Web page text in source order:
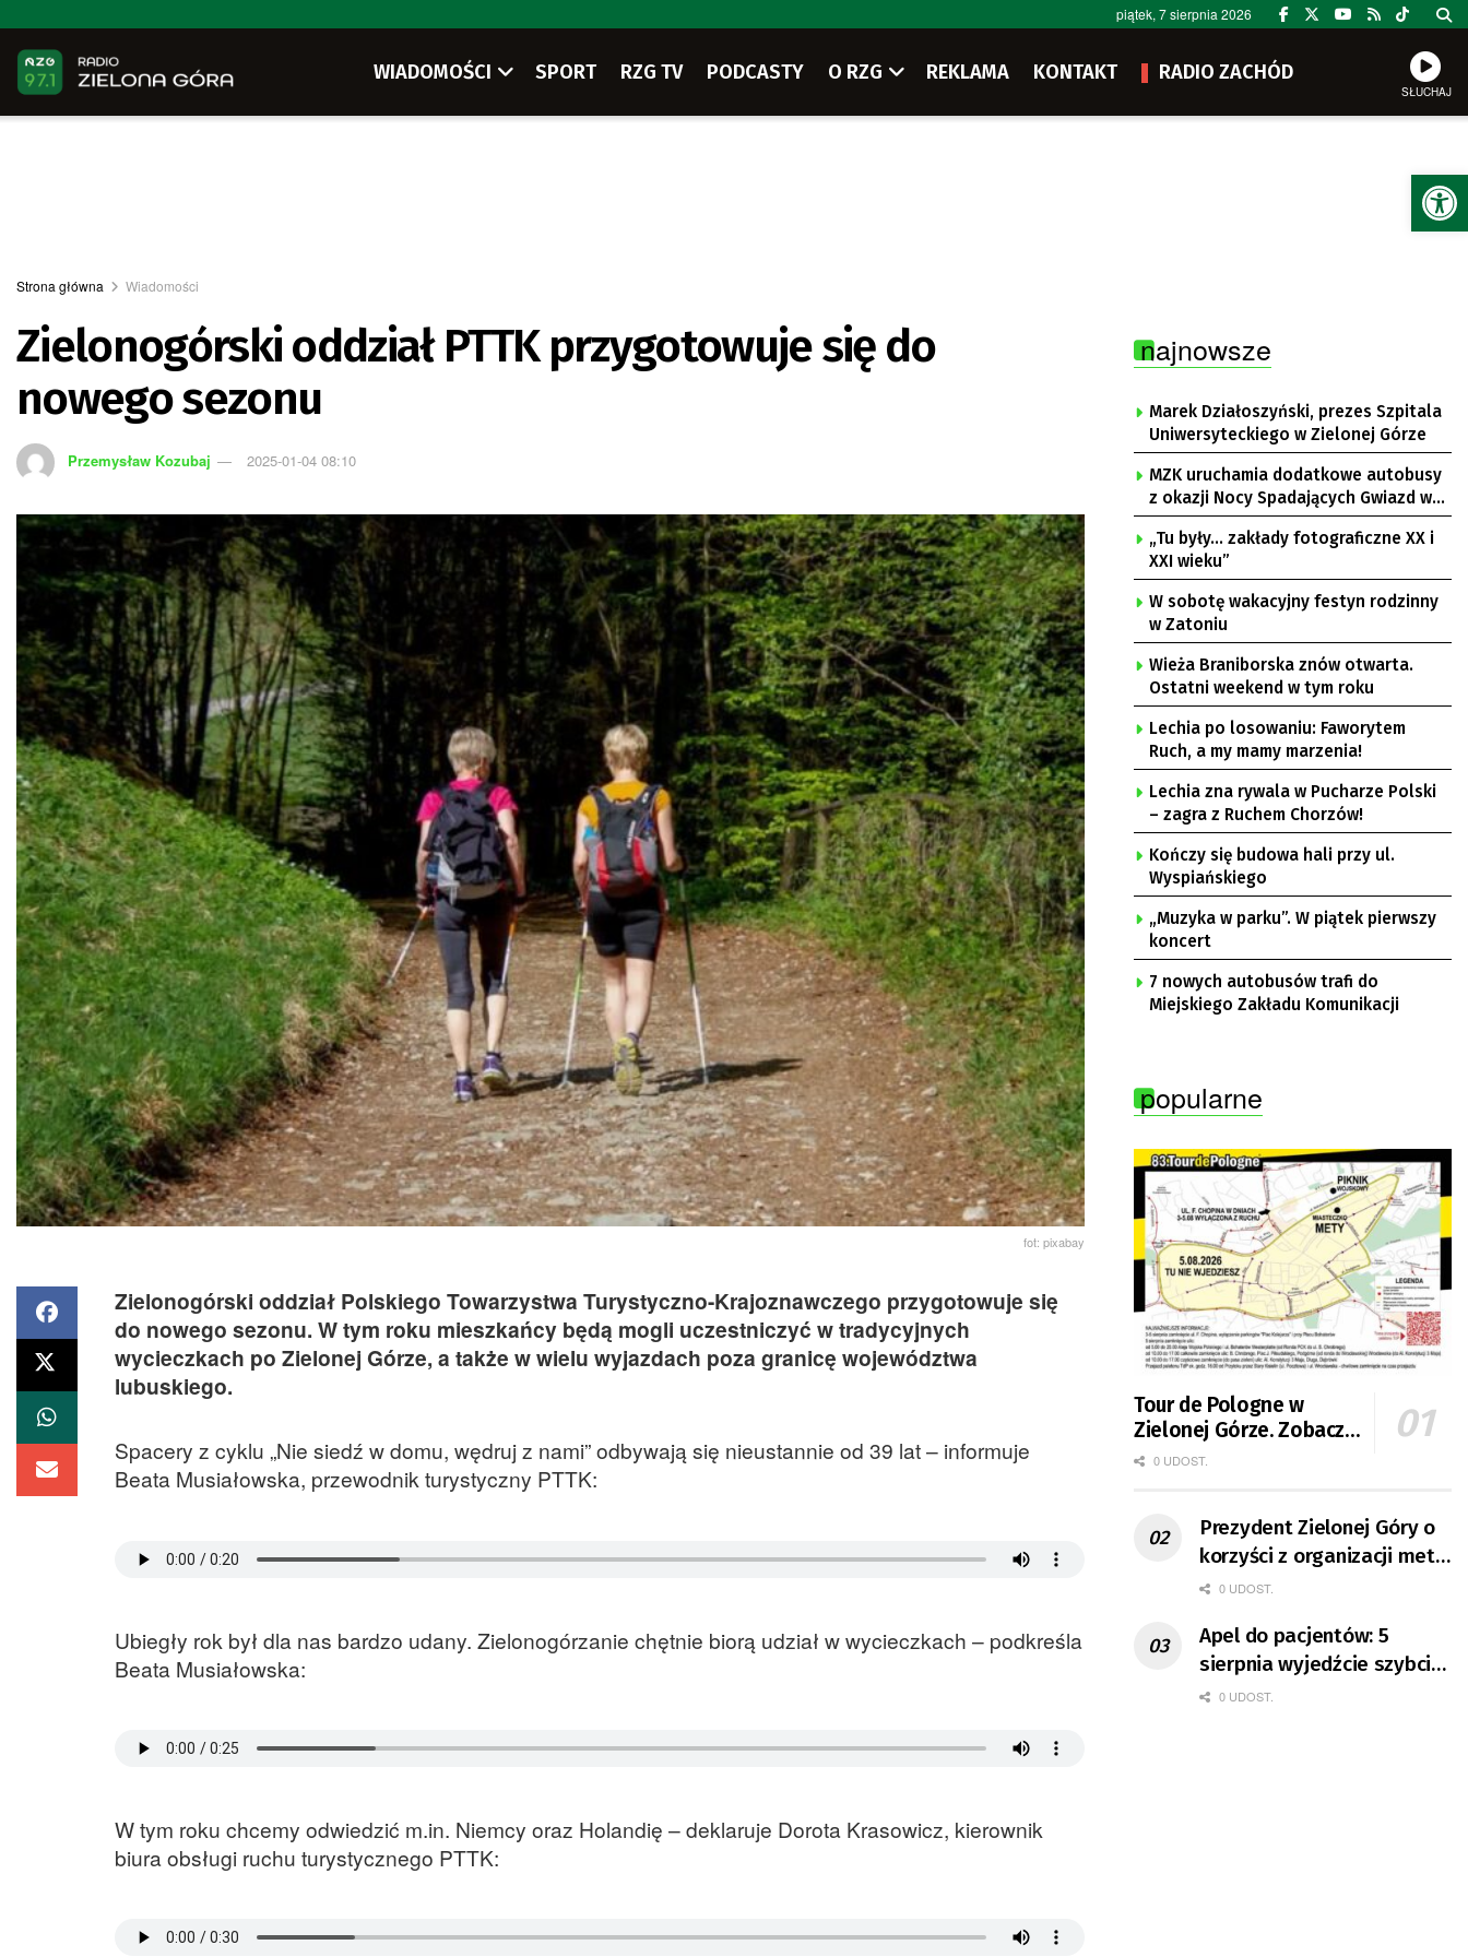
piątek, 7 sierpnia 2026
WIADOMOŚCI SPORT RZG TV PODCASTY O RZG REKLAMA KONTAKT RADIO ZACHÓD
SŁUCHAJ
Strona główna Wiadomości
Zielonogórski oddział PTTK przygotowuje się do
nowego sezonu
Przemysław Kozubaj 2025-01-04 08:10
fot: pixabay
Zielonogórski oddział Polskiego Towarzystwa Turystyczno-Krajoznawczego przygotowuje się
do nowego sezonu. W tym roku mieszkańcy będą mogli uczestniczyć w tradycyjnych
wycieczkach po Zielonej Górze, a także w wielu wyjazdach poza granicę województwa
lubuskiego.
Spacery z cyklu „Nie siedź w domu, wędruj z nami” odbywają się nieustannie od 39 lat – informuje
Beata Musiałowska, przewodnik turystyczny PTTK:
Ubiegły rok był dla nas bardzo udany. Zielonogórzanie chętnie biorą udział w wycieczkach – podkreśla
Beata Musiałowska:
W tym roku chcemy odwiedzić m.in. Niemcy oraz Holandię – deklaruje Dorota Krasowicz, kierownik
biura obsługi ruchu turystycznego PTTK:
najnowsze
Marek Działoszyński, prezes Szpitala
Uniwersyteckiego w Zielonej Górze
MZK uruchamia dodatkowe autobusy
z okazji Nocy Spadających Gwiazd w
Ochli
„Tu były… zakłady fotograficzne XX i
XXI wieku”
W sobotę wakacyjny festyn rodzinny
w Zatoniu
Wieża Braniborska znów otwarta.
Ostatni weekend w tym roku
Lechia po losowaniu: Faworytem
Ruch, a my mamy marzenia!
Lechia zna rywala w Pucharze Polski
– zagra z Ruchem Chorzów!
Kończy się budowa hali przy ul.
Wyspiańskiego
„Muzyka w parku”. W piątek pierwszy
koncert
7 nowych autobusów trafi do
Miejskiego Zakładu Komunikacji
popularne
Tour de Pologne w
Zielonej Górze. Zobacz
zmiany w organizacji
0 UDOST.
Prezydent Zielonej Góry o
korzyści z organizacji mety
Tour de Pologne
0 UDOST.
Apel do pacjentów: 5
sierpnia wyjedźcie szybciej
z domów
0 UDOST.